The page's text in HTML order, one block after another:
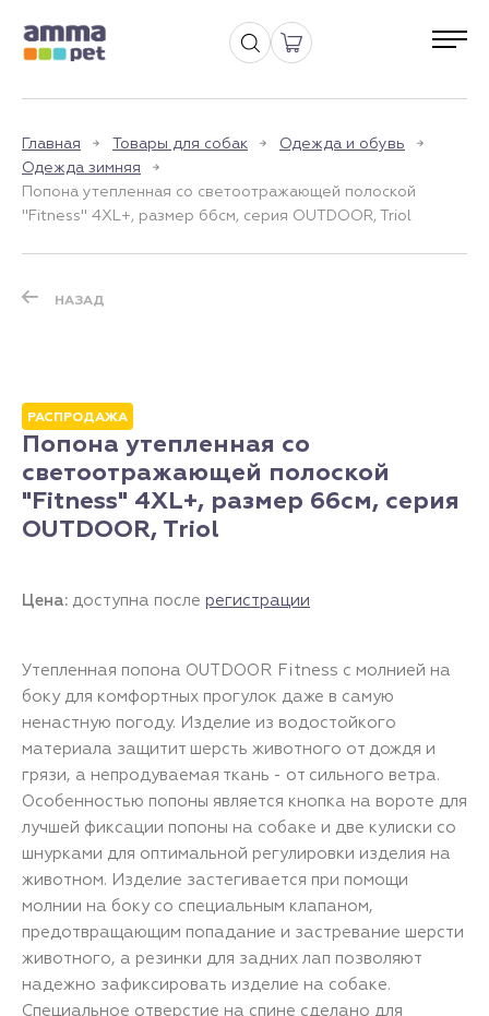
Главная Товары для собак
Одежда и обувь
Одежда зимняя
Попона утепленная со светоотражающей полоской
"Fitness" 4XL+, размер 66см, серия OUTDOOR, Triol
НАЗАД
РАСПРОДАЖА
Попона утепленная со
светоотражающей полоской
"Fitness" 4XL+, размер 66см, серия
OUTDOOR, Triol
Цена: доступна после регистрации
Утепленная попона OUTDOOR Fitness с молнией на
боку для комфортных прогулок даже в самую
ненастную погоду. Изделие из водостойкого
материала защитит шерсть животного от дождя и
грязи, а непродуваемая ткань - от сильного ветра.
Особенностью попоны является кнопка на вороте для
лучшей фиксации попоны на собаке и две кулиски со
шнурками для оптимальной регулировки изделия на
животном. Изделие застегивается при помощи
молнии на боку со специальным клапаном,
предотвращающим попадание и застревание шерсти
животного, а резинки для задних лап позволяют
надежно зафиксировать изделие на собаке.
Специальное отверстие на спине сделано для